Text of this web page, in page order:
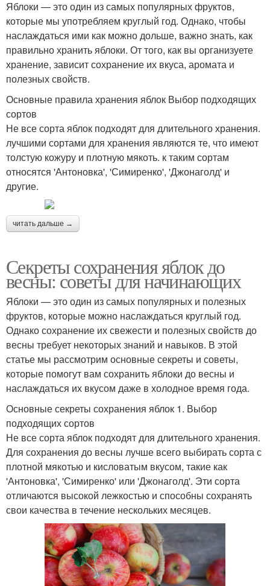
Яблоки — это один из самых популярных фруктов,
которые мы употребляем круглый год. Однако, чтобы
наслаждаться ими как можно дольше, важно знать, как
правильно хранить яблоки. От того, как вы организуете
хранение, зависит сохранение их вкуса, аромата и
полезных свойств.
Основные правила хранения яблок Выбор подходящих
сортов
Не все сорта яблок подходят для длительного хранения.
лучшими сортами для хранения являются те, что имеют
толстую кожуру и плотную мякоть. к таким сортам
относятся 'Антоновка', 'Симиренко', 'Джонаголд' и
другие.
читать дальше →
Секреты сохранения яблок до
весны: советы для начинающих
Яблоки — это один из самых популярных и полезных
фруктов, которые можно наслаждаться круглый год.
Однако сохранение их свежести и полезных свойств до
весны требует некоторых знаний и навыков. В этой
статье мы рассмотрим основные секреты и советы,
которые помогут вам сохранить яблоки до весны и
наслаждаться их вкусом даже в холодное время года.
Основные секреты сохранения яблок 1. Выбор
подходящих сортов
Не все сорта яблок подходят для длительного хранения.
Для сохранения до весны лучше всего выбирать сорта с
плотной мякотью и кисловатым вкусом, такие как
'Антоновка', 'Симиренко' или 'Джонаголд'. Эти сорта
отличаются высокой лежкостью и способны сохранять
свои качества в течение нескольких месяцев.